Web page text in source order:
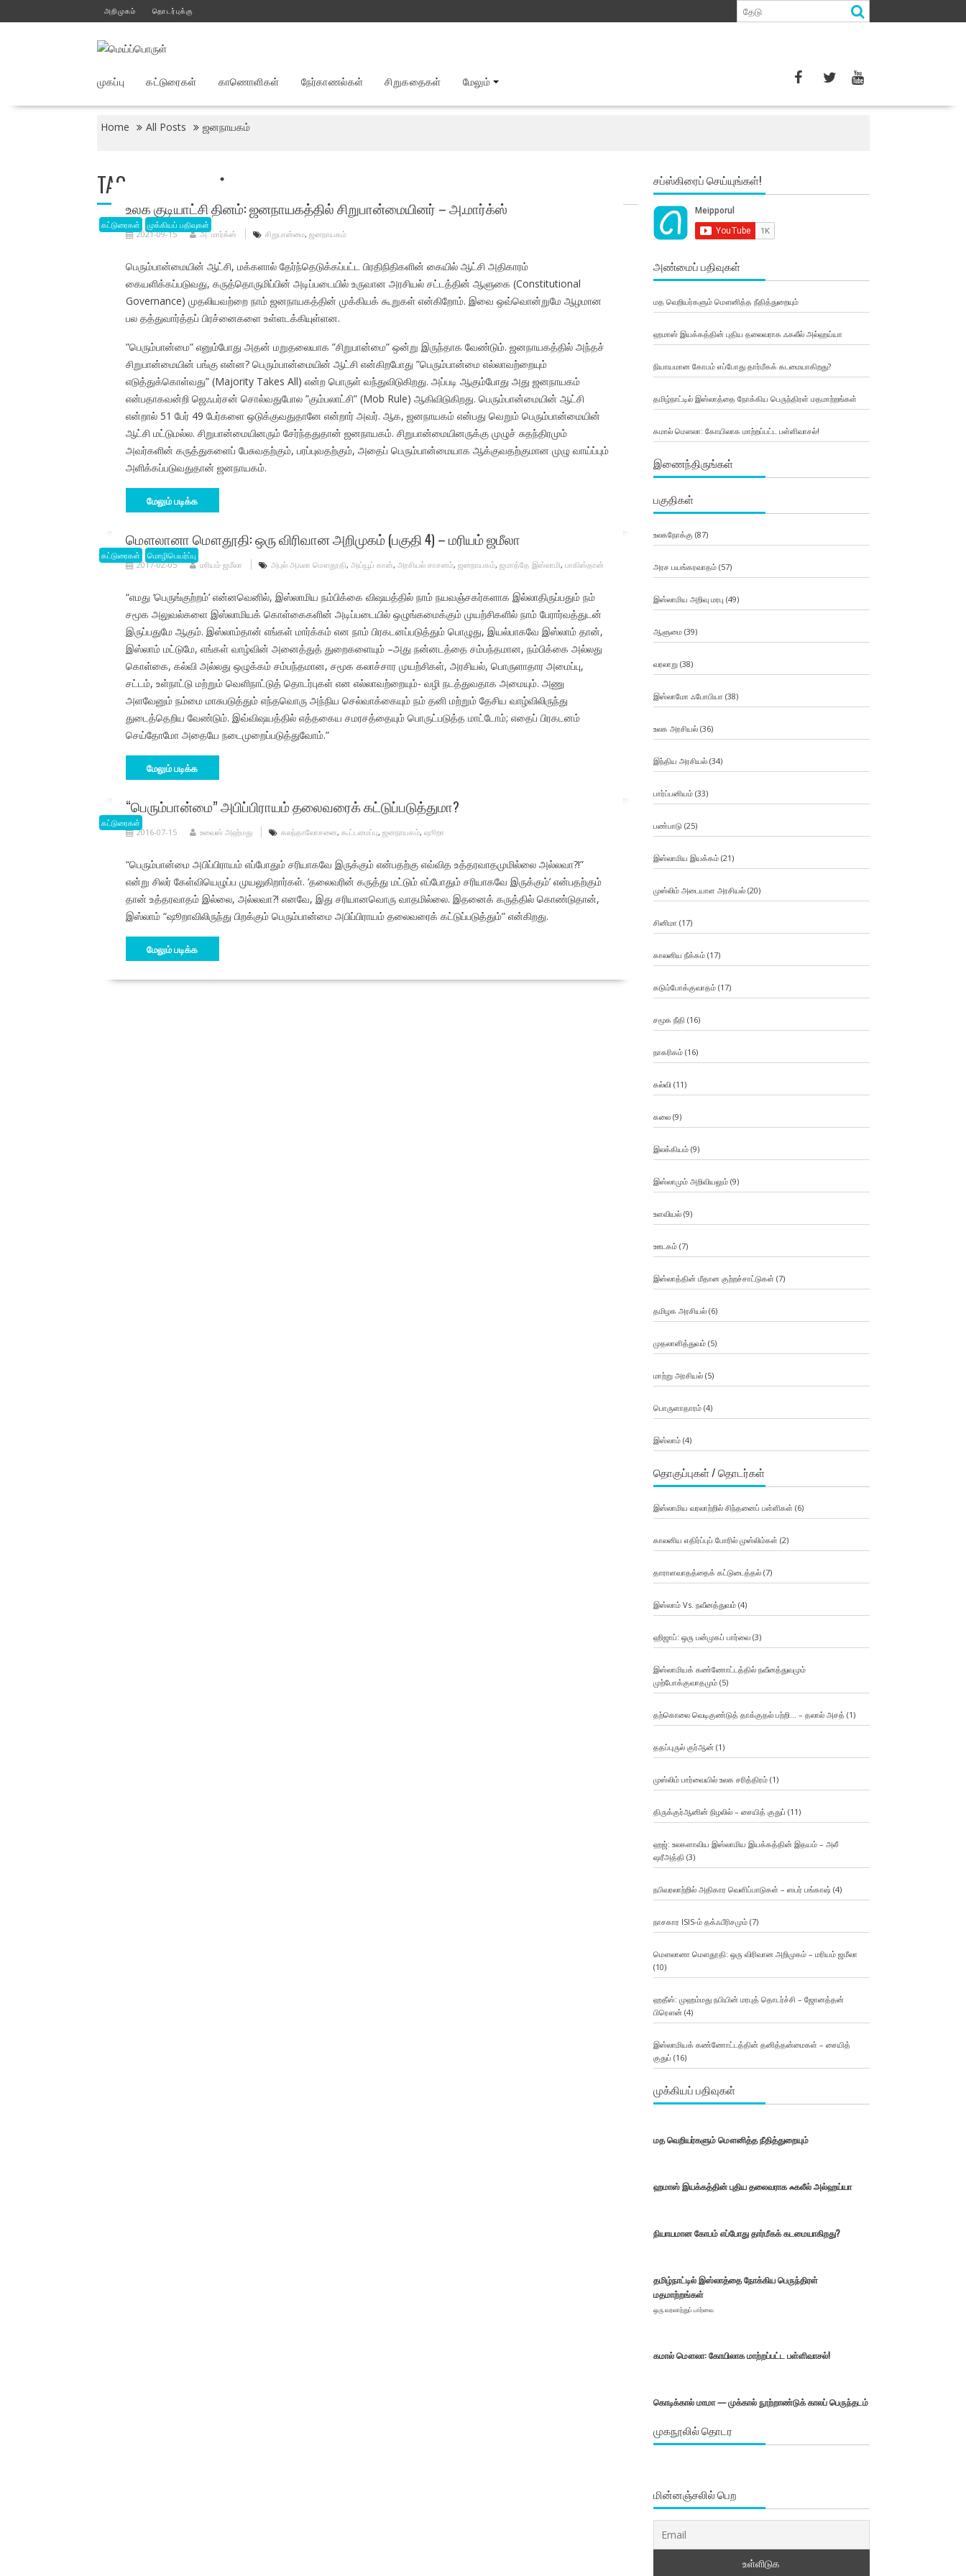
to
அறிமுகம் தொடர்புக்கு
முகப்பு கட்டுரைகள் காணொளிகள் நேர்காணல்கள் சிறுகதைகள் மேலும்
Home All Posts ஜனநாயகம்
TAG: ஜனநாயகம்
கட்டுரைகள் முக்கியப் பதிவுகள்
உலக குடியாட்சி தினம்: ஜனநாயகத்தில் சிறுபான்மையினர் – அ.மார்க்ஸ்
2021-09-15 அ. மார்க்ஸ் சிறுபான்மை, ஜனநாயகம்
பெரும்பான்மையின் ஆட்சி, மக்களால் தேர்ந்தெடுக்கப்பட்ட பிரதிநிதிகளின் கையில் ஆட்சி அதிகாரம்
கையளிக்கப்படுவது, கருத்தொருமிப்பின் அடிப்படையில் உருவான அரசியல் சட்டத்தின் ஆளுகை (Constitutional
Governance) முதலியவற்றை நாம் ஜனநாயகத்தின் முக்கியக் கூறுகள் என்கிறோம். இவை ஒவ்வொன்றுமே ஆழமான
பல தத்துவார்த்தப் பிரச்னைகளை உள்ளடக்கியுள்ளன.
”பெரும்பான்மை” எனும்போது அதன் மறுதலையாக ”சிறுபான்மை” ஒன்று இருந்தாக வேண்டும். ஜனநாயகத்தில் அந்தச்
சிறுபான்மையின் பங்கு என்ன? பெரும்பான்மையின் ஆட்சி என்கிறபோது ”பெரும்பான்மை எல்லாவற்றையும்
எடுத்துக்கொள்வது” (Majority Takes All) என்ற பொருள் வந்துவிடுகிறது. அப்படி ஆகும்போது அது ஜனநாயகம்
என்பதாகவன்றி ஜெஃபர்சன் சொல்வதுபோல ”கும்பலாட்சி” (Mob Rule) ஆகிவிடுகிறது. பெரும்பான்மையின் ஆட்சி
என்றால் 51 பேர் 49 பேர்களை ஒடுக்குவதுதானே என்றார் அவர். ஆக, ஜனநாயகம் என்பது வெறும் பெரும்பான்மையின்
ஆட்சி மட்டுமல்ல. சிறுபான்மையினரும் சேர்ந்ததுதான் ஜனநாயகம். சிறுபான்மையினருக்கு முழுச் சுதந்திரமும்
அவர்களின் கருத்துகளைப் பேசுவதற்கும், பரப்புவதற்கும், அதைப் பெரும்பான்மையாக ஆக்குவதற்குமான முழு வாய்ப்பும்
அளிக்கப்படுவதுதான் ஜனநாயகம்.
மேலும் படிக்க
கட்டுரைகள் மொழிபெயர்ப்பு
மௌலானா மௌதூதி: ஒரு விரிவான அறிமுகம் (பகுதி 4) – மரியம் ஜமீலா
2017-02-05 மரியம் ஜமீலா அபுல் அஃலா மௌதூதி, அய்யூப் கான், அரசியல் சாசனம், ஜனநாயகம், ஜமாத்தே இஸ்லாமி, பாகிஸ்தான்
“எமது ‘பெருங்குற்றம்’ என்னவெனில், இஸ்லாமிய நம்பிக்கை விஷயத்தில் நாம் நயவஞ்சகர்களாக இல்லாதிருப்பதும் நம்
சமூக அலுவல்களை இஸ்லாமியக் கொள்கைகளின் அடிப்படையில் ஒழுங்கமைக்கும் முயற்சிகளில் நாம் பேரார்வத்துடன்
இருப்பதுமே ஆகும். இஸ்லாம்தான் எங்கள் மார்க்கம் என நாம் பிரகடனப்படுத்தும் பொழுது, இயல்பாகவே இஸ்லாம் தான்,
இஸ்லாம் மட்டுமே, எங்கள் வாழ்வின் அனைத்துத் துறைகளையும் –அது நன்னடத்தை சம்பந்தமான, நம்பிக்கை அல்லது
கொள்கை, கல்வி அல்லது ஒழுக்கம் சம்பந்தமான, சமூக கலாச்சார முயற்சிகள், அரசியல், பொருளாதார அமைப்பு,
சட்டம், உள்நாட்டு மற்றும் வெளிநாட்டுத் தொடர்புகள் என எல்லாவற்றையும்- வழி நடத்துவதாக அமையும். அணு
அளவேனும் நம்மை மாசுபடுத்தும் எந்தவொரு அந்நிய செல்வாக்கையும் நம் தனி மற்றும் தேசிய வாழ்விலிருந்து
துடைத்தெறிய வேண்டும். இவ்விஷயத்தில் எத்தகைய சமரசத்தையும் பொருட்படுத்த மாட்டோம்; எதைப் பிரகடனம்
செய்தோமோ அதையே நடைமுறைப்படுத்துவோம்.”
மேலும் படிக்க
கட்டுரைகள்
“பெரும்பான்மை” அபிப்பிராயம் தலைவரைக் கட்டுப்படுத்துமா?
2016-07-15 உவைஸ் அஹ்மது கலந்தாலோசனை, கூட்டமைப்பு, ஜனநாயகம், ஷூறா
“பெரும்பான்மை அபிப்பிராயம் எப்போதும் சரியாகவே இருக்கும் என்பதற்கு எவ்வித உத்தரவாதமுமில்லை அல்லவா?!”
என்று சிலர் கேள்வியெழுப்ப முயலுகிறார்கள். ‘தலைவரின் கருத்து மட்டும் எப்போதும் சரியாகவே இருக்கும்’ என்பதற்கும்
தான் உத்தரவாதம் இல்லை, அல்லவா?! எனவே, இது சரியானவொரு வாதமில்லை. இதனைக் கருத்தில் கொண்டுதான்,
இஸ்லாம் “ஷூறாவிலிருந்து பிறக்கும் பெரும்பான்மை அபிப்பிராயம் தலைவரைக் கட்டுப்படுத்தும்” என்கிறது.
மேலும் படிக்க
சப்ஸ்கிரைப் செய்யுங்கள்!
அண்மைப் பதிவுகள்
மத வெறியர்களும் மௌனித்த நீதித்துறையும்
ஹமாஸ் இயக்கத்தின் புதிய தலைவராக ஃகலீல் அல்ஹய்யா
நியாயமான கோபம் எப்போது தார்மீகக் கடமையாகிறது?
தமிழ்நாட்டில் இஸ்லாத்தை நோக்கிய பெருந்திரள் மதமாற்றங்கள்
கமால் மௌலா: கோயிலாக மாற்றப்பட்ட பள்ளிவாசல்!
இணைந்திருங்கள்
பகுதிகள்
உலகநோக்கு (87)
அரச பயங்கரவாதம்(57)
இஸ்லாமிய அறிவு மரபு (49)
ஆளுமை(39)
வரலாறு(38)
இஸ்லாமோ ஃபோபியா (38)
உலக அரசியல்(36)
இந்திய அரசியல்(34)
பார்ப்பனியம்(33)
பண்பாடு(25)
இஸ்லாமிய இயக்கம்(21)
முஸ்லிம் அடையாள அரசியல்(20)
சினிமா (17)
காலனிய நீக்கம்(17)
கடும்போக்குவாதம்(17)
சமூக நீதி (16)
நாகரிகம்(16)
கல்வி (11)
கலை(9)
இலக்கியம்(9)
இஸ்லாமும் அறிவியலும்(9)
உளவியல்(9)
ஊடகம்(7)
இஸ்லாத்தின் மீதான குற்றச்சாட்டுகள் (7)
தமிழக அரசியல்(6)
முதலாளித்துவம்(5)
மாற்று அரசியல்(5)
பொருளாதாரம்(4)
இஸ்லாம்(4)
தொகுப்புகள் / தொடர்கள்
இஸ்லாமிய வரலாற்றில் சிந்தனைப் பள்ளிகள் (6)
காலனிய எதிர்ப்புப் போரில் முஸ்லிம்கள் (2)
தாராளவாதத்தைக் கட்டுடைத்தல்(7)
இஸ்லாம் Vs. நவீனத்துவம்(4)
ஹிஜாப்: ஒரு பன்முகப் பார்வை(3)
இஸ்லாமியக் கண்ணோட்டத்தில் நவீனத்துவமும்
முற்போக்குவாதமும்(5)
தற்கொலை வெடிகுண்டுத் தாக்குதல் பற்றி… – தலால் அசத் (1)
ததப்புருல் குர்ஆன் (1)
முஸ்லிம் பார்வையில் உலக சரித்திரம்(1)
திருக்குர்ஆனின் நிழலில் – சையித் குதுப் (11)
ஹஜ்: உலகளாவிய இஸ்லாமிய இயக்கத்தின் இதயம் – அலீ
ஷரீஅத்தி (3)
நபிவரலாற்றில் அதிகார வெளிப்பாடுகள் – ஸபர் பங்காஷ் (4)
நாசகார ISIS-ம் தக்ஃபீரிசமும்(7)
மௌலானா மௌதூதி: ஒரு விரிவான அறிமுகம் – மரியம் ஜமீலா
(10)
ஹதீஸ்: முஹம்மது நபியின் மரபுத் தொடர்ச்சி – ஜோனத்தன்
பிரௌன் (4)
இஸ்லாமியக் கண்ணோட்டத்தின் தனித்தன்மைகள் – சையித்
குதுப் (16)
முக்கியப் பதிவுகள்
மத வெறியர்களும் மௌனித்த நீதித்துறையும்
ஹமாஸ் இயக்கத்தின் புதிய தலைவராக ஃகலீல் அல்ஹய்யா
நியாயமான கோபம் எப்போது தார்மீகக் கடமையாகிறது?
தமிழ்நாட்டில் இஸ்லாத்தை நோக்கிய பெருந்திரள்
மதமாற்றங்கள்
ஒரு வரலாற்றுப் பார்வை
கமால் மௌலா: கோயிலாக மாற்றப்பட்ட பள்ளிவாசல்!
கொடிக்கால் மாமா — முக்கால் நூற்றாண்டுக் காலப் பெருந்தடம்
முகநூலில் தொடர
மின்னஞ்சலில் பெற